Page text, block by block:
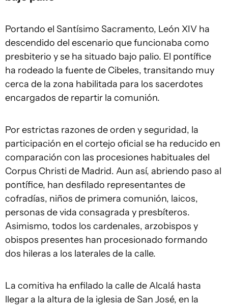
Portando el Santísimo Sacramento, León XIV ha
descendido del escenario que funcionaba como
presbiterio y se ha situado bajo palio. El pontífice
ha rodeado la fuente de Cibeles, transitando muy
cerca de la zona habilitada para los sacerdotes
encargados de repartir la comunión.
Por estrictas razones de orden y seguridad, la
participación en el cortejo oficial se ha reducido en
comparación con las procesiones habituales del
Corpus Christi de Madrid. Aun así, abriendo paso al
pontífice, han desfilado representantes de
cofradías, niños de primera comunión, laicos,
personas de vida consagrada y presbíteros.
Asimismo, todos los cardenales, arzobispos y
obispos presentes han procesionado formando
dos hileras a los laterales de la calle.
La comitiva ha enfilado la calle de Alcalá hasta
llegar a la altura de la iglesia de San José, en la